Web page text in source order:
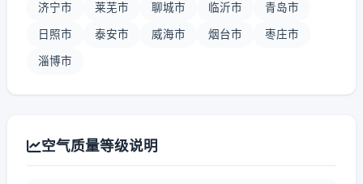
济宁市 莱芜市 聊城市 临沂市 青岛市
日照市 泰安市 威海市 烟台市 枣庄市
淄博市
空气质量等级说明